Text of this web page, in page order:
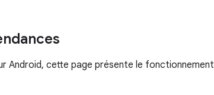
Android, cette page présente le fonctionnement